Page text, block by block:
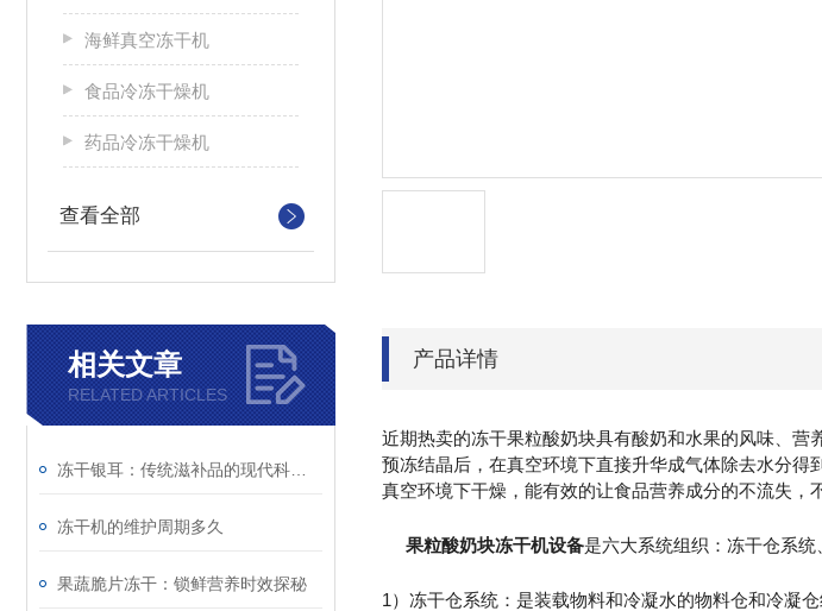
海鲜真空冻干机
食品冷冻干燥机
药品冷冻干燥机
查看全部
相关文章
RELATED ARTICLES
冻干机的维护周期多久
果蔬脆片冻干：锁鲜营养时效探秘
产品详情
近期热卖的冻干果粒酸奶块具有酸奶和水果的风味、
预冻结晶后，在真空环境下直接升华成气体除去水分
真空环境下干燥，能有效的让食品营养成分的不流失，
果粒酸奶块冻干机设备是六大系统组织：冻干仓系
1）冻干仓系统：是装载物料和冷凝水的物料仓和冷凝